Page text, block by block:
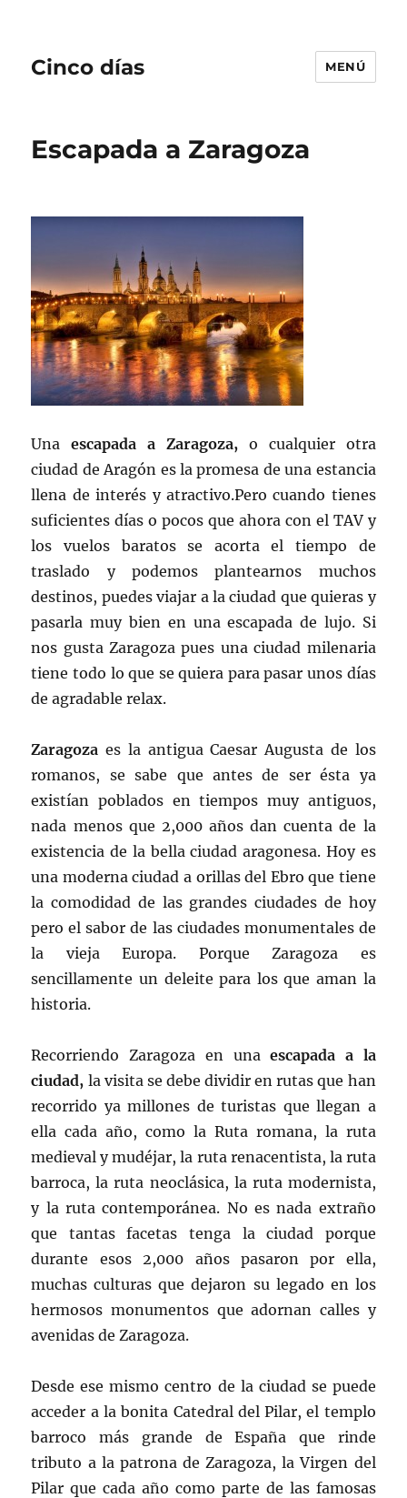
Cinco días MENÚ
Escapada a Zaragoza
Unaescapada a Zaragoza, o cualquier otra
ciudad de Aragón es la promesa de una estancia
llena de interés y atractivo.Pero cuando tienes
suficientes días o pocos que ahora con el TAV y
los vuelos baratos se acorta el tiempo de
traslado y podemos plantearnos muchos
destinos, puedes viajar a la ciudad que quieras y
pasarla muy bien en una escapada de lujo. Si
nos gusta Zaragoza pues una ciudad milenaria
tiene todo lo que se quiera para pasar unos días
de agradable relax.
Zaragoza es la antigua Caesar Augusta de los
romanos, se sabe que antes de ser ésta ya
existían poblados en tiempos muy antiguos,
nada menos que 2,000 años dan cuenta de la
existencia de la bella ciudad aragonesa. Hoy es
una moderna ciudad a orillas del Ebro que tiene
la comodidad de las grandes ciudades de hoy
pero el sabor de las ciudades monumentales de
la vieja Europa. Porque Zaragoza es
sencillamente un deleite para los que aman la
historia.
Recorriendo Zaragoza en unaescapada a la
ciudad, la visita se debe dividir en rutas que han
recorrido ya millones de turistas que llegan a
ella cada año, como la Ruta romana, la ruta
medieval y mudéjar, la ruta renacentista, la ruta
barroca, la ruta neoclásica, la ruta modernista,
y la ruta contemporánea. No es nada extraño
que tantas facetas tenga la ciudad porque
durante esos 2,000 años pasaron por ella,
muchas culturas que dejaron su legado en los
hermosos monumentos que adornan calles y
avenidas de Zaragoza.
Desde ese mismo centro de la ciudad se puede
acceder a la bonita Catedral del Pilar, el templo
barroco más grande de España que rinde
tributo a la patrona de Zaragoza, la Virgen del
Pilar que cada año como parte de las famosas